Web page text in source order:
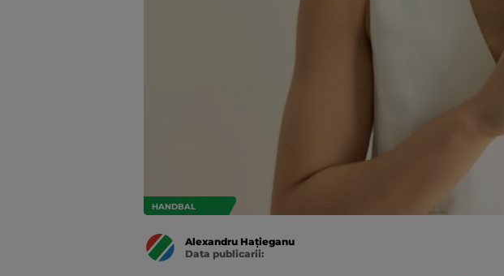
HANDBAL
Alexandru Hațieganu
Data publicarii: